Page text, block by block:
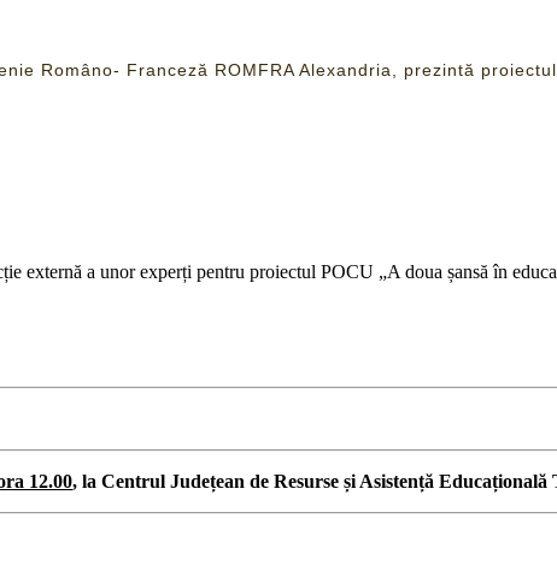
Româno- Franceză ROMFRA Alexandria, prezintă proiectul
externă a unor experți pentru proiectul POCU „A doua șansă în
12.00, la Centrul Județean de Resurse și Asistență